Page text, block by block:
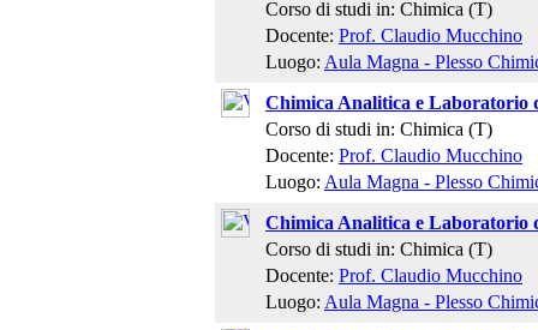
Corso di studi in: Chimica (T)
Docente: Prof. Claudio Mucchino
Luogo: Aula Magna - Plesso
Chimica Analitica e Laboratorio
Corso di studi in: Chimica (T)
Docente: Prof. Claudio Mucchino
Luogo: Aula Magna - Plesso
Chimica Analitica e Laboratorio
Corso di studi in: Chimica (T)
Docente: Prof. Claudio Mucchino
Luogo: Aula Magna - Plesso